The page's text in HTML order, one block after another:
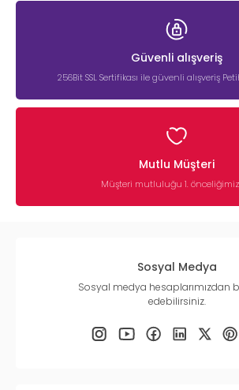
Güvenli alışveriş
256Bit SSL Sertifikası ile güvenli alışveriş
Mutlu Müşteri
Müşteri mutluluğu 1.
Sosyal Medya
Sosyal medya hesaplarımızdan
edebilirsiniz.